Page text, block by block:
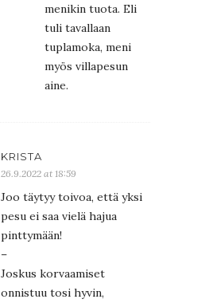
menikin tuota. Eli
tuli tavallaan
tuplamoka, meni
myös villapesun
aine.
KRISTA
26.9.2022 at 18:59
Joo täytyy toivoa, että yksi
pesu ei saa vielä hajua
pinttymään!
–
Joskus korvaamiset
onnistuu tosi hyvin,